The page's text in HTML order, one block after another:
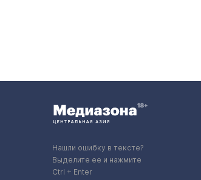
Нашли ошибку в тексте?
Выделите ее и нажмите
Ctrl + Enter